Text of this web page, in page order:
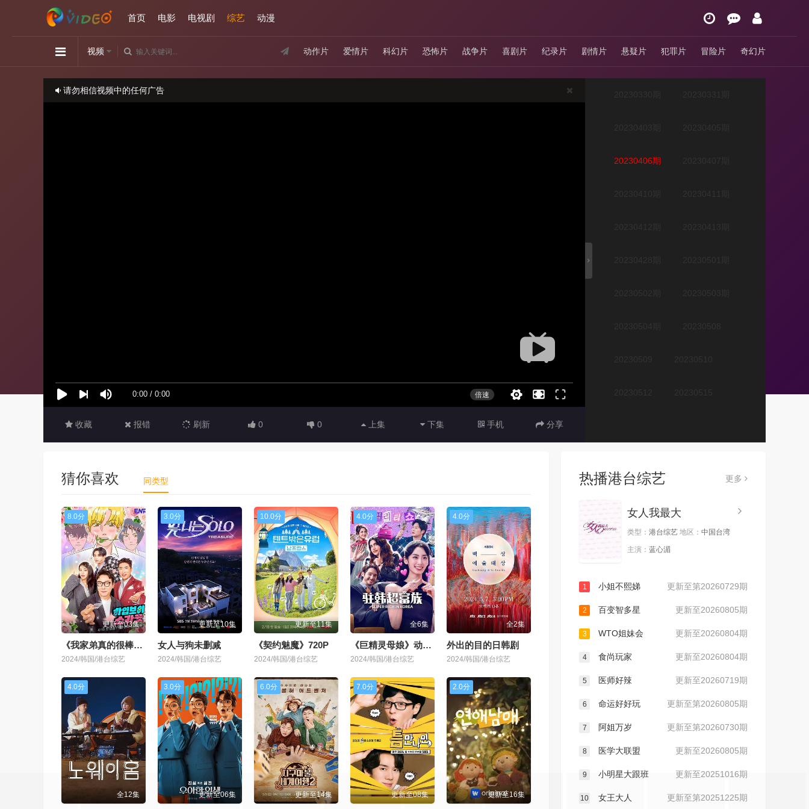
首页 电影 电视剧 综艺 动漫
动作片 爱情片 科幻片 恐怖片 战争片 喜剧片 纪录片 剧情片 悬疑片 犯罪片 冒险片 奇幻片
视频
请勿相信视频中的任何广告
收藏 报错 刷新 0 0 上集 下集 手机 分享
20230406期
20230606 20230607
20230612 20230613
20230621 20230622
20230626 20230627
猜你喜欢 同类型
8.0分
更新至03集
《我家弟真的很棒》动漫百度百科视完整版
2024/韩国/港台综艺
3.0分
更新至10集
女人与狗未删减
2024/韩国/港台综艺
10.0分
更新至11集
《契约魅魔》720P
2024/韩国/港台综艺
4.0分
全6集
《巨精灵母娘》动漫免费全集观看
2024/韩国/港台综艺
4.0分
全2集
外出的目的日韩剧
2024/韩国/港台综艺
4.0分
全12集
3.0分
更新至06集
6.0分
更新至14集
7.0分
更新至08集
2.0分
更新至16集
热播港台综艺 更多
女人我最大
类型： 港台综艺 地区： 中国台湾
主演： 蓝心湄
更新至第20260729期
1 小姐不熙娣
更新至20260805期
2 百变智多星
更新至20260804期
3 WTO姐妹会
更新至20260804期
4 食尚玩家
更新至20260719期
5 医师好辣
更新至第20260805期
6 命运好好玩
更新至第20260730期
7 阿姐万岁
更新至20260805期
8 医学大联盟
更新至20251016期
9 小明星大跟班
更新至第20251225期
10 女王大人